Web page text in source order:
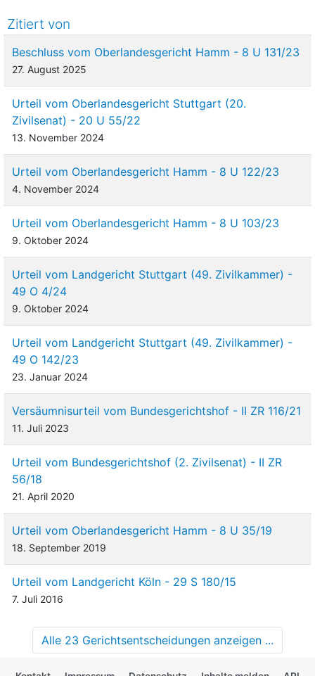
Zitiert von
Beschluss vom Oberlandesgericht Hamm - 8 U 131/23
27. August 2025
Urteil vom Oberlandesgericht Stuttgart (20.
Zivilsenat) - 20 U 55/22
13. November 2024
Urteil vom Oberlandesgericht Hamm - 8 U 122/23
4. November 2024
Urteil vom Oberlandesgericht Hamm - 8 U 103/23
9. Oktober 2024
Urteil vom Landgericht Stuttgart (49. Zivilkammer) -
49 O 4/24
9. Oktober 2024
Urteil vom Landgericht Stuttgart (49. Zivilkammer) -
49 O 142/23
23. Januar 2024
Versäumnisurteil vom Bundesgerichtshof - II ZR 116/21
11. Juli 2023
Urteil vom Bundesgerichtshof (2. Zivilsenat) - II ZR
56/18
21. April 2020
Urteil vom Oberlandesgericht Hamm - 8 U 35/19
18. September 2019
Urteil vom Landgericht Köln - 29 S 180/15
7. Juli 2016
Alle 23 Gerichtsentscheidungen anzeigen ...